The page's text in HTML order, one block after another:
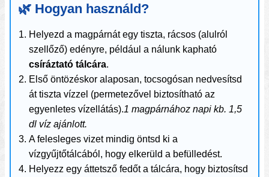
🌿 Hogyan használd?
Helyezd a magpárnát egy tiszta, rácsos (alulról
szellőző) edényre, például a nálunk kapható
csíráztató tálcára.
Első öntözéskor alaposan, tocsogósan nedvesítsd
át tiszta vízzel (permetezővel biztosítható az
egyenletes vízellátás).1 magpárnához napi kb. 1,5
dl víz ajánlott.
A felesleges vizet mindig öntsd ki a
vízgyűjtőtálcából, hogy elkerüld a befülledést.
Helyezz egy áttetsző fedőt a tálcára, hogy biztosítsd